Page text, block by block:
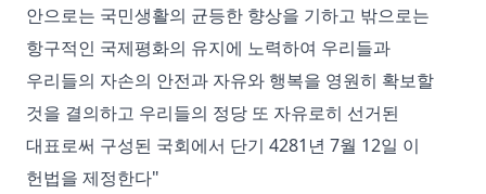
안으로는 국민생활의 균등한 향상을 기하고 밖으로는
항구적인 국제평화의 유지에 노력하여 우리들과
우리들의 자손의 안전과 자유와 행복을 영원히 확보할
것을 결의하고 우리들의 정당 또 자유로히 선거된
대표로써 구성된 국회에서 단기 4281년 7월 12일 이
헌법을 제정한다"